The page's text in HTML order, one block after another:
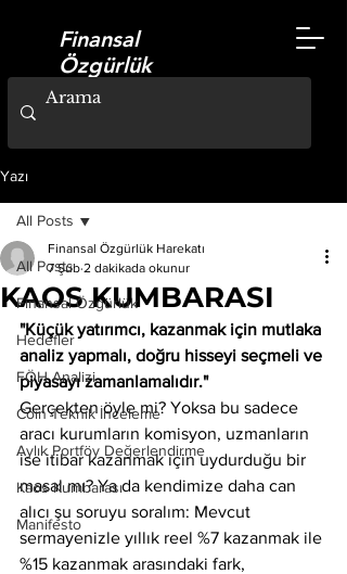
Finansal
Özgürlük
Harekatı
Kripto-Yatırım-Erken Emeklilik
Yazı
All Posts
Finansal Özgürlük
Hedefler
FÖH Analizi
Coin Teknik İnceleme
Aylık Portföy Değerlendirme
Kaos Kumbarası
Manifesto
All Posts
KAOS KUMBARASI
Finansal Özgürlük Harekatı
7 Şub 2 dakikada okunur
"Küçük yatırımcı, kazanmak için mutlaka
analiz yapmalı, doğru hisseyi seçmeli ve
piyasayı zamanlamalıdır."
Gerçekten öyle mi? Yoksa bu sadece
aracı kurumların komisyon, uzmanların
ise itibar kazanmak için uydurduğu bir
masal mı? Ya da kendimize daha can
alıcı şu soruyu soralım: Mevcut
sermayenizle yıllık reel %7 kazanmak ile
%15 kazanmak arasındaki fark,